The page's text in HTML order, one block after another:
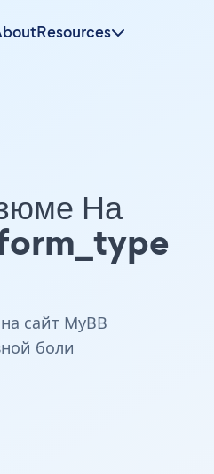
Resources
На
сайт MyBB
боли